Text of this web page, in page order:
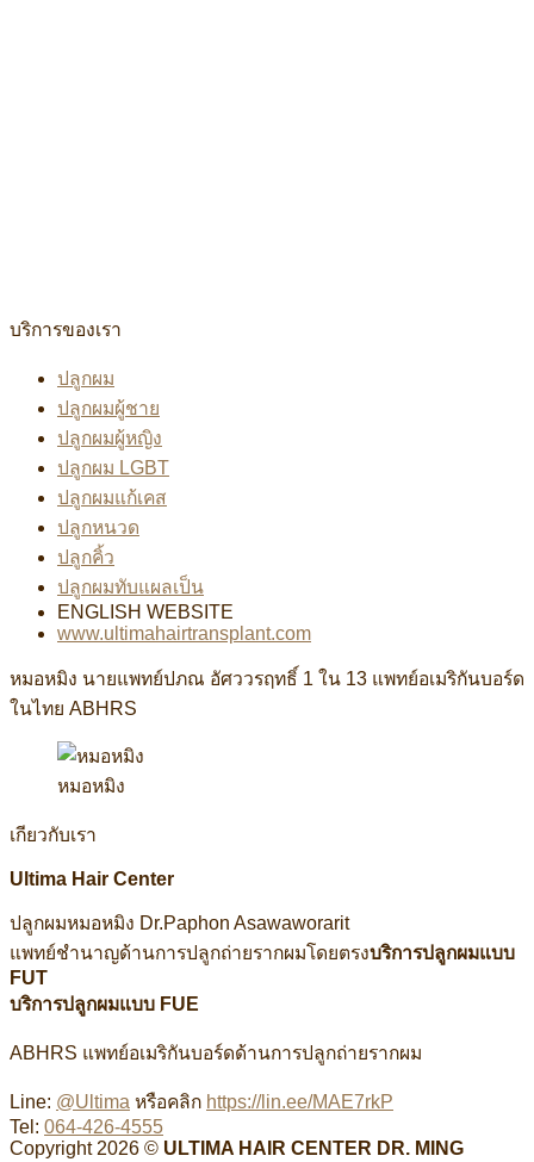
บริการของเรา
ปลูกผม
ปลูกผมผู้ชาย
ปลูกผมผู้หญิง
ปลูกผม LGBT
ปลูกผมแก้เคส
ปลูกหนวด
ปลูกคิ้ว
ปลูกผมทับแผลเป็น
ENGLISH WEBSITE
www.ultimahairtransplant.com
หมอหมิง นายแพทย์ปภณ อัศววรฤทธิ์ 1 ใน 13 แพทย์อเมริกันบอร์ด
ในไทย ABHRS
หมอหมิง
เกียวกับเรา
Ultima Hair Center
ปลูกผมหมอหมิง Dr.Paphon Asawaworarit
แพทย์ชำนาญด้านการปลูกถ่ายรากผมโดยตรงบริการปลูกผมแบบ
FUT
บริการปลูกผมแบบ FUE
ABHRS แพทย์อเมริกันบอร์ดด้านการปลูกถ่ายรากผม
Line: @Ultima หรือคลิก https://lin.ee/MAE7rkP
Tel: 064-426-4555
Copyright 2026 © ULTIMA HAIR CENTER DR. MING